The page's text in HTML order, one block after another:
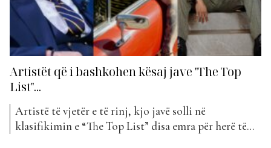
Artistët që i bashkohen kësaj jave "The Top
List"...
Artistë të vjetër e të rinj, kjo javë solli në
klasifikimin e “The Top List” disa emra për herë të